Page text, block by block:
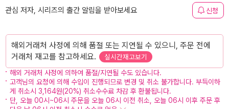
관심 저자, 시리즈의 출간 알림을 받아보세요 신청
해외거래처 사정에 의해 품절 또는 지연될 수 있으니, 주문 전에
거래처 재고를 참고하세요.
실시간재고보기
해외 거래처 사정에 의하여 품절/지연될 수도 있습니다.
고객님의 요청에 의해 수입이 진행되므로 변경 및 취소 불가합니다. 부득이하
게 취소시 3,164원(20%) 취소수수료 차감 후 환불됩니다.
단, 오늘 00시~06시 주문을 오늘 06시 이전 취소, 오늘 06시 이후 주문 후